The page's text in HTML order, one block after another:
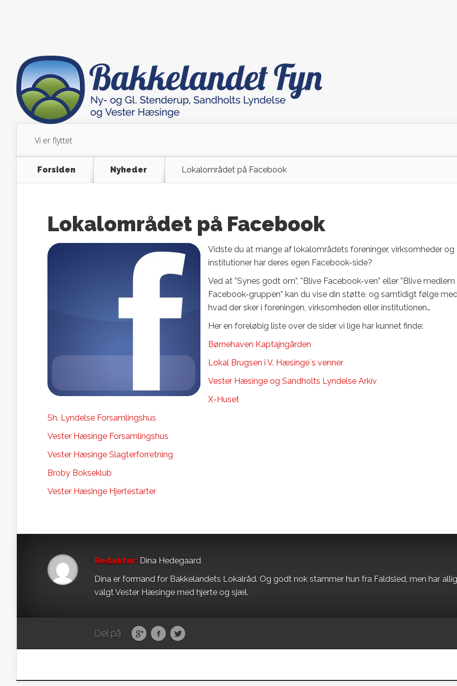
Vi er flyttet
Forsiden Nyheder Lokalområdet på Facebook
Lokalområdet på Facebook
Vidste du at mange af lokalområdets foreninger, virksomheder og
institutioner har deres egen Facebook-side?
Ved at ”Synes godt om”, ”Blive Facebook-ven” eller ”Blive
Facebook-gruppen” kan du vise din støtte, og samtidigt følge
hvad der sker i foreningen, virksomheden eller institutionen…
Her en foreløbig liste over de sider vi lige har kunnet finde:
Børnehaven Kaptajngården
Lokal Brugsen i V. Hæsinge´s venner
Vester Hæsinge og Sandholts Lyndelse Arkiv
X-Huset
Sh. Lyndelse Forsamlingshus
Vester Hæsinge Forsamlingshus
Vester Hæsinge Slagterforretning
Broby Bokseklub
Vester Hæsinge Hjertestarter
Redaktør: Dina Hedegaard
Dina er formand for Bakkelandets Lokalråd. Og godt nok stammer hun fra Faldsled, men har
valgt Vester Hæsinge med hjerte og sjæl.
Del på